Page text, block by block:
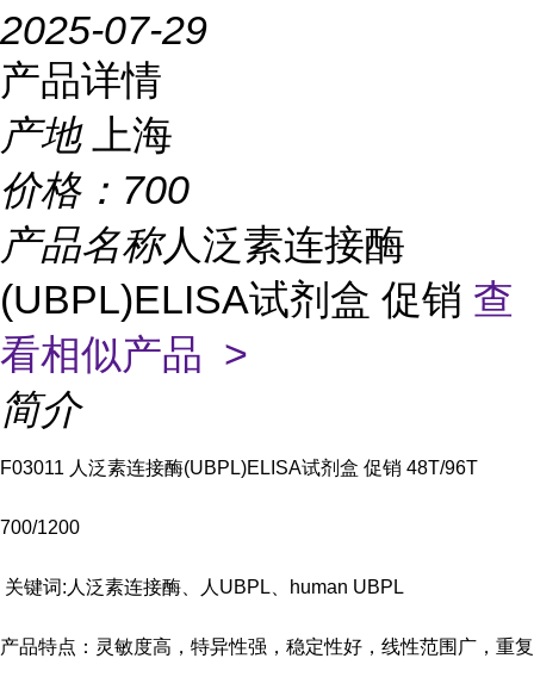
2025-07-29
产品详情
产地
上海
价格： 700
产品名称人泛素连接酶
(UBPL)ELISA试剂盒 促销 查
看相似产品 >
简介
F03011 人泛素连接酶(UBPL)ELISA试剂盒 促销 48T/96T
700/1200
关键词:人泛素连接酶、人UBPL、human UBPL
产品特点：灵敏度高，特异性强，稳定性好，线性范围广，重复